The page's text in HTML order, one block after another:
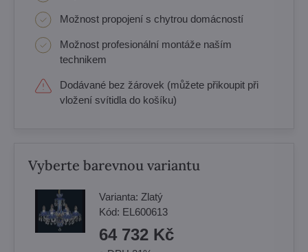
Možnost propojení s chytrou domácností
Možnost profesionální montáže naším
technikem
Dodávané bez žárovek (můžete přikoupit při
vložení svítidla do košíku)
Vyberte barevnou variantu
Varianta: Zlatý
Kód: EL600613
64 732 Kč